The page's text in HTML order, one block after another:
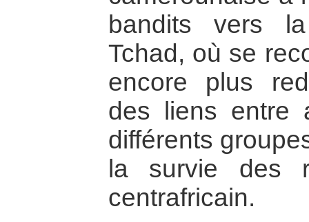
bandits vers
Tchad, où se
encore plus
des liens entre
différents
la survie des
centrafricain.